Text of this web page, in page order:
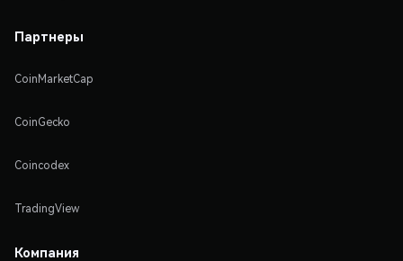
Партнеры
CoinMarketCap
CoinGecko
Coincodex
TradingView
Компания